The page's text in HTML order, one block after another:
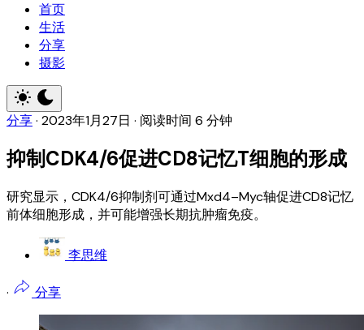
首页
生活
分享
摄影
分享· 2023年1月27日 · 阅读时间 6 分钟
抑制CDK4/6促进CD8记忆T细胞的形成
研究显示，CDK4/6抑制剂可通过Mxd4–Myc轴促进CD8记忆
前体细胞形成，并可能增强长期抗肿瘤免疫。
李思维
· 分享